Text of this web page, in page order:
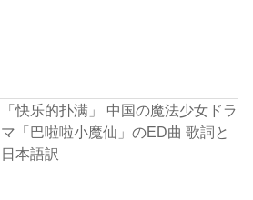
「快乐的扑满」 中国の魔法少女ドラ
マ「巴啦啦小魔仙」のED曲 歌詞と
日本語訳